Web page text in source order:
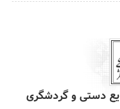
دستی و گردشگری